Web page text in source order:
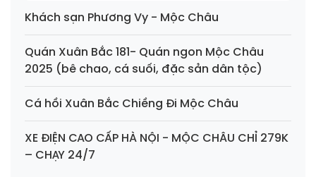
Khách sạn Phương Vy - Mộc Châu
Quán Xuân Bắc 181- Quán ngon Mộc Châu
2025 (bê chao, cá suối, đặc sản dân tộc)
Cá hồi Xuân Bắc Chiềng Đi Mộc Châu
XE ĐIỆN CAO CẤP HÀ NỘI - MỘC CHÂU CHỈ 279K
– CHẠY 24/7